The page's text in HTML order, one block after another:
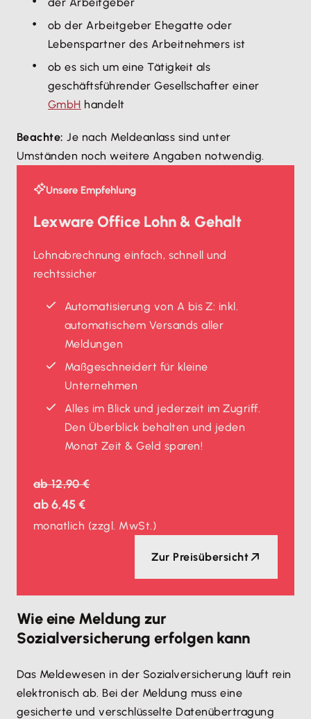
ob der Arbeitgeber Ehegatte oder
Lebenspartner des Arbeitnehmers ist
ob es sich um eine Tätigkeit als
geschäftsführender Gesellschafter einer
GmbH handelt
Beachte:Je nach Meldeanlass sind unter
Umständen noch weitere Angaben notwendig.
Unsere Empfehlung
Lexware Office Lohn & Gehalt
Lohnabrechnung einfach, schnell und
rechtssicher
Automatisierung von A bis Z: inkl.
automatischem Versands aller
Meldungen
Maßgeschneidert für kleine
Unternehmen
Alles im Blick und jederzeit im Zugriff.
Den Überblick behalten und jeden
Monat Zeit & Geld sparen!
ab12,90 €
ab6,45 €
monatlich (zzgl. MwSt.)
Zur Preisübersicht
Wie eine Meldung zur
Sozialversicherung erfolgen kann
Das Meldewesen in der Sozialversicherung läuft rein
elektronisch ab. Bei der Meldung muss eine
gesicherte und verschlüsselte Datenübertragung